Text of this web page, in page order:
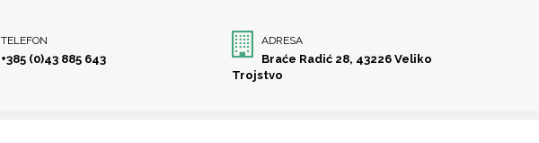
TELEFON
+385 (0)43 885 643
ADRESA
Braće Radić 28, 43226 Veliko
Trojstvo